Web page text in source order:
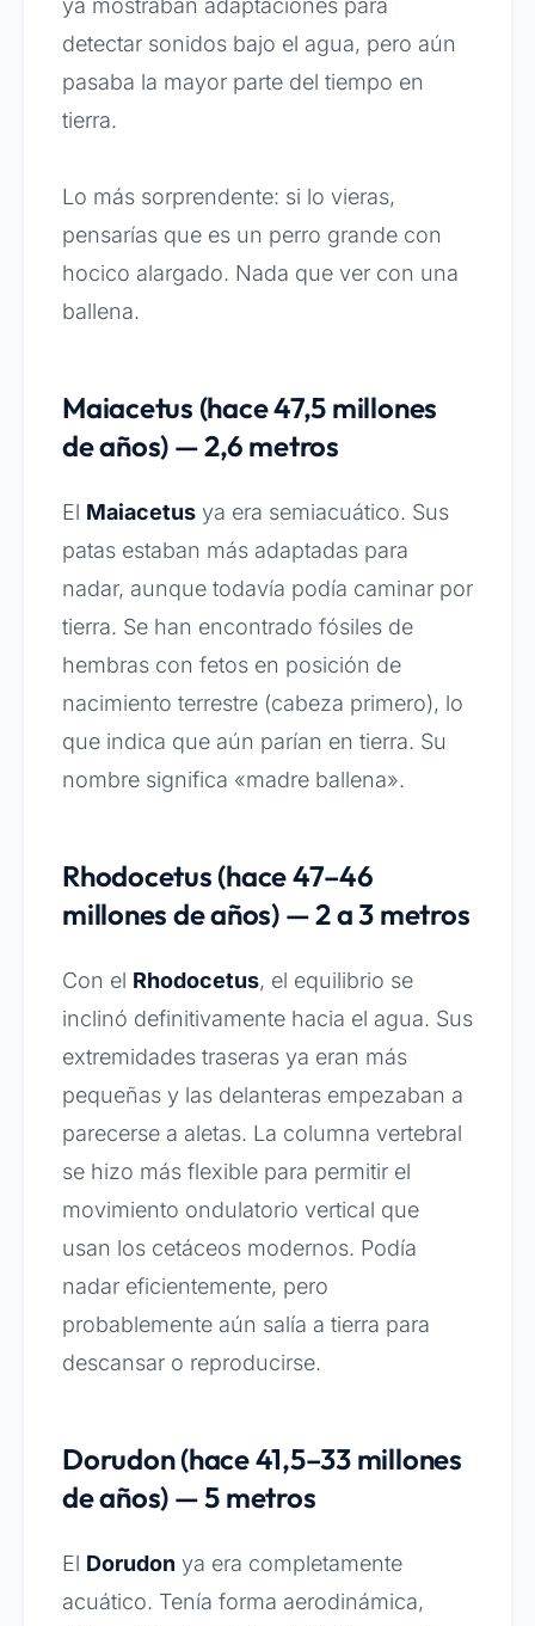
ya mostraban adaptaciones para
detectar sonidos bajo el agua, pero aún
pasaba la mayor parte del tiempo en
tierra.
Lo más sorprendente: si lo vieras,
pensarías que es un perro grande con
hocico alargado. Nada que ver con una
ballena.
Maiacetus (hace 47,5 millones
de años) — 2,6 metros
El Maiacetus ya era semiacuático. Sus
patas estaban más adaptadas para
nadar, aunque todavía podía caminar por
tierra. Se han encontrado fósiles de
hembras con fetos en posición de
nacimiento terrestre (cabeza primero), lo
que indica que aún parían en tierra. Su
nombre significa «madre ballena».
Rhodocetus (hace 47–46
millones de años) — 2 a 3 metros
Con el Rhodocetus, el equilibrio se
inclinó definitivamente hacia el agua. Sus
extremidades traseras ya eran más
pequeñas y las delanteras empezaban a
parecerse a aletas. La columna vertebral
se hizo más flexible para permitir el
movimiento ondulatorio vertical que
usan los cetáceos modernos. Podía
nadar eficientemente, pero
probablemente aún salía a tierra para
descansar o reproducirse.
Dorudon (hace 41,5–33 millones
de años) — 5 metros
El Dorudon ya era completamente
acuático. Tenía forma aerodinámica,